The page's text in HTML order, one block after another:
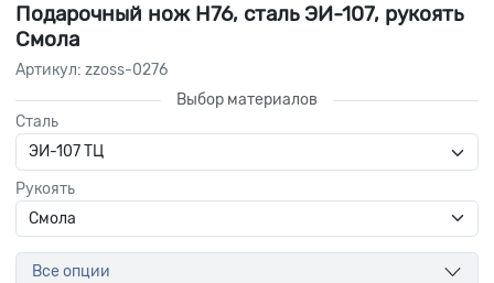
Подарочный нож Н76, сталь ЭИ-107, рукоять
Смола
Артикул: zzoss-0276
Выбор материалов
Сталь
Рукоять
Все опции